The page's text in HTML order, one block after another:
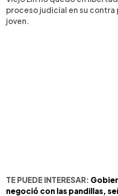
proceso judicial en su contra
joven.
TE PUEDE INTERESAR:
negoció con las pandillas,